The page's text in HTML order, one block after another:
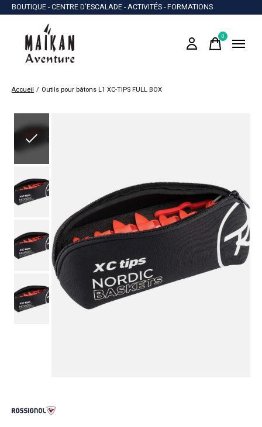
BOUTIQUE - CENTRE D'ESCALADE - ACTIVITÉS - FORMATIONS
0items
Accueil / Outils pour bâtons L1 XC-TIPS FULL BOX